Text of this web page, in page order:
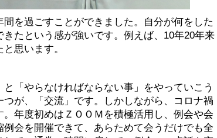
を過ごすことができました。自分が何をした
たという感が強いです。例えば、10年20年来
思います。
「やらなければならない事」をやっていこう
が、「交流」です。しかしながら、コロナ禍
年度初めはＺＯＯＭを積極活用し、例会や会
会を開催できて、あらためて会うだけでも全